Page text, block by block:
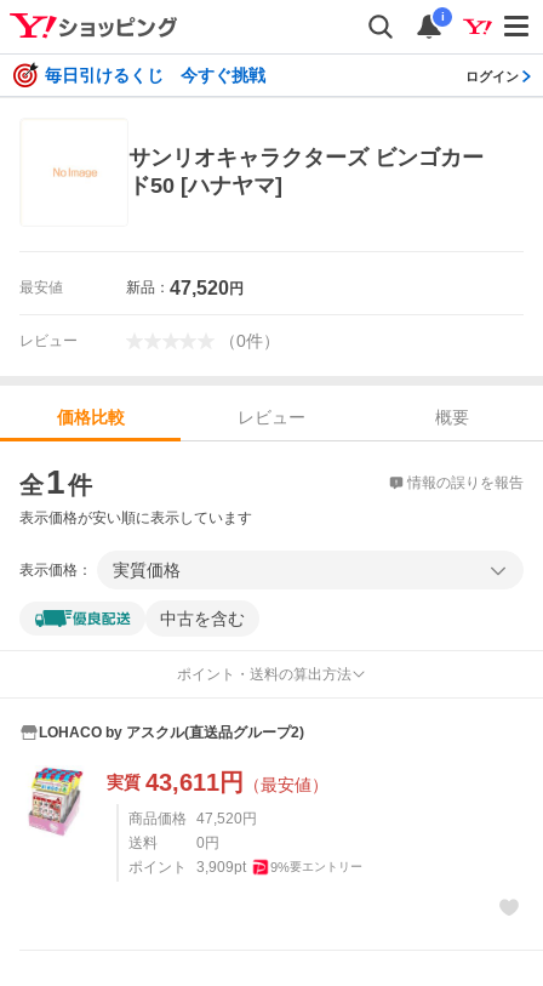
i
毎日引けるくじ 今すぐ挑戦 ログイン
サンリオキャラクターズ ビンゴカー
ド50 [ハナヤマ]
最安値 新品： 47,520円
レビュー （0件）
価格比較 レビュー
概要
全1件 情報の誤りを報告
表示価格が安い順に表示しています
表示価格： 実質価格
中古を含む
ポイント・送料の算出方法
LOHACO by アスクル(直送品グループ2)
実質 43,611円 （最安値）
商品価格 47,520 円
送料
0 円
ポイント
3,909pt 9%要エントリー